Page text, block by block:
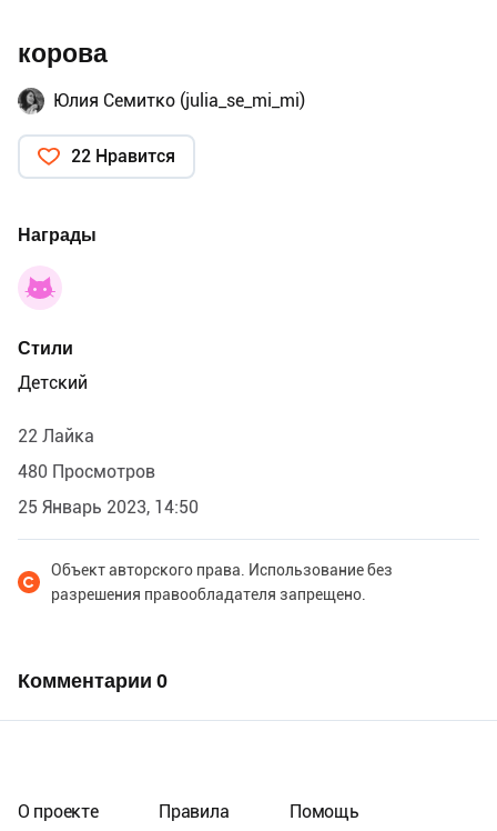
корова
Юлия Семитко (julia_se_mi_mi)
22 Нравится
Награды
Стили
Детский
22 Лайка
480 Просмотров
25 Январь 2023, 14:50
Объект авторского права. Использование без
разрешения правообладателя запрещено.
Комментарии 0
О проекте Правила Помощь